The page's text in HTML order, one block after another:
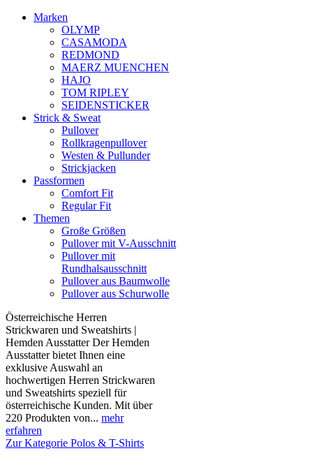
Marken
OLYMP
CASAMODA
REDMOND
MAERZ MUENCHEN
HAJO
TOM RIPLEY
SEIDENSTICKER
Strick & Sweat
Pullover
Rollkragenpullover
Westen & Pullunder
Strickjacken
Passformen
Comfort Fit
Regular Fit
Themen
Große Größen
Pullover mit V-Ausschnitt
Pullover mit
Rundhalsausschnitt
Pullover aus Baumwolle
Pullover aus Schurwolle
Österreichische Herren
Strickwaren und Sweatshirts |
Hemden Ausstatter Der Hemden
Ausstatter bietet Ihnen eine
exklusive Auswahl an
hochwertigen Herren Strickwaren
und Sweatshirts speziell für
österreichische Kunden. Mit über
220 Produkten von... mehr
erfahren
Zur Kategorie Polos & T-Shirts